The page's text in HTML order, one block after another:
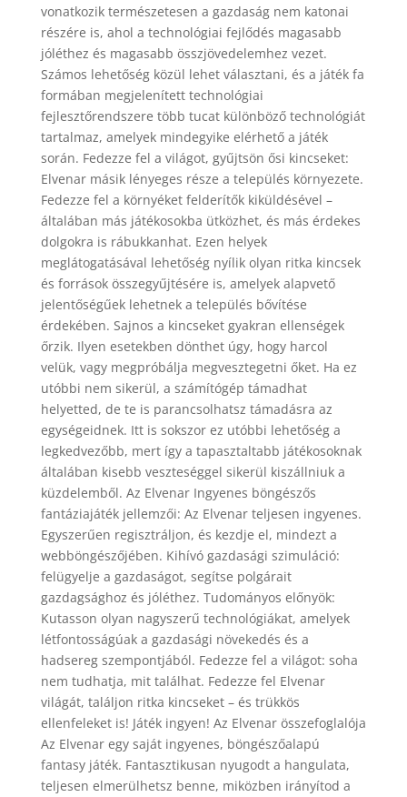
vonatkozik természetesen a gazdaság nem katonai
részére is, ahol a technológiai fejlődés magasabb
jóléthez és magasabb összjövedelemhez vezet.
Számos lehetőség közül lehet választani, és a játék fa
formában megjelenített technológiai
fejlesztőrendszere több tucat különböző technológiát
tartalmaz, amelyek mindegyike elérhető a játék
során. Fedezze fel a világot, gyűjtsön ősi kincseket:
Elvenar másik lényeges része a település környezete.
Fedezze fel a környéket felderítők kiküldésével –
általában más játékosokba ütközhet, és más érdekes
dolgokra is rábukkanhat. Ezen helyek
meglátogatásával lehetőség nyílik olyan ritka kincsek
és források összegyűjtésére is, amelyek alapvető
jelentőségűek lehetnek a település bővítése
érdekében. Sajnos a kincseket gyakran ellenségek
őrzik. Ilyen esetekben dönthet úgy, hogy harcol
velük, vagy megpróbálja megvesztegetni őket. Ha ez
utóbbi nem sikerül, a számítógép támadhat
helyetted, de te is parancsolhatsz támadásra az
egységeidnek. Itt is sokszor ez utóbbi lehetőség a
legkedvezőbb, mert így a tapasztaltabb játékosoknak
általában kisebb veszteséggel sikerül kiszállniuk a
küzdelemből. Az Elvenar Ingyenes böngészős
fantáziajáték jellemzői: Az Elvenar teljesen ingyenes.
Egyszerűen regisztráljon, és kezdje el, mindezt a
webböngészőjében. Kihívó gazdasági szimuláció:
felügyelje a gazdaságot, segítse polgárait
gazdagsághoz és jóléthez. Tudományos előnyök:
Kutasson olyan nagyszerű technológiákat, amelyek
létfontosságúak a gazdasági növekedés és a
hadsereg szempontjából. Fedezze fel a világot: soha
nem tudhatja, mit találhat. Fedezze fel Elvenar
világát, találjon ritka kincseket – és trükkös
ellenfeleket is! Játék ingyen! Az Elvenar összefoglalója
Az Elvenar egy saját ingyenes, böngészőalapú
fantasy játék. Fantasztikusan nyugodt a hangulata,
teljesen elmerülhetsz benne, miközben irányítod a